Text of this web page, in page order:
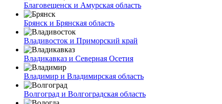
Благовещенск и Амурская область
Брянск и Брянская область
Владивосток и Приморский край
Владикавказ и Северная Осетия
Владимир и Владимирская область
Волгоград и Волгоградская область